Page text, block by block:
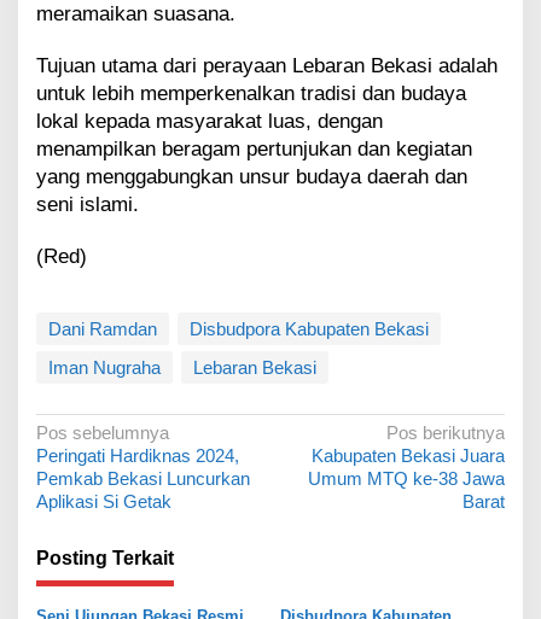
meramaikan suasana.
Tujuan utama dari perayaan Lebaran Bekasi adalah
untuk lebih memperkenalkan tradisi dan budaya
lokal kepada masyarakat luas, dengan
menampilkan beragam pertunjukan dan kegiatan
yang menggabungkan unsur budaya daerah dan
seni islami.
(Red)
Dani Ramdan
Disbudpora Kabupaten Bekasi
Iman Nugraha
Lebaran Bekasi
N
a
v
g
a
Pos sebelumnya
Peringati Hardiknas 2024,
Pemkab Bekasi Luncurkan
Aplikasi Si Getak
Pos berikutnya
Kabupaten Bekasi Juara
Umum MTQ ke-38 Jawa
Barat
Posting Terkait